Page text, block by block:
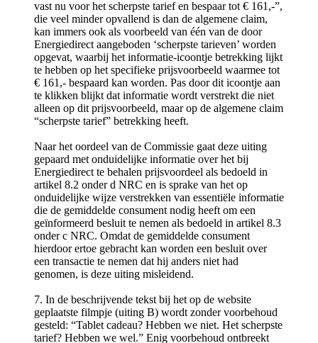
vast nu voor het scherpste tarief en bespaar tot € 161,-”,
die veel minder opvallend is dan de algemene claim,
kan immers ook als voorbeeld van één van de door
Energiedirect aangeboden ‘scherpste tarieven’ worden
opgevat, waarbij het informatie-icoontje betrekking lijkt
te hebben op het specifieke prijsvoorbeeld waarmee tot
€ 161,- bespaard kan worden. Pas door dit icoontje aan
te klikken blijkt dat informatie wordt verstrekt die niet
alleen op dit prijsvoorbeeld, maar op de algemene claim
“scherpste tarief” betrekking heeft.
Naar het oordeel van de Commissie gaat deze uiting
gepaard met onduidelijke informatie over het bij
Energiedirect te behalen prijsvoordeel als bedoeld in
artikel 8.2 onder d NRC en is sprake van het op
onduidelijke wijze verstrekken van essentiële informatie
die de gemiddelde consument nodig heeft om een
geïnformeerd besluit te nemen als bedoeld in artikel 8.3
onder c NRC. Omdat de gemiddelde consument
hierdoor ertoe gebracht kan worden een besluit over
een transactie te nemen dat hij anders niet had
genomen, is deze uiting misleidend.
7. In de beschrijvende tekst bij het op de website
geplaatste filmpje (uiting B) wordt zonder voorbehoud
gesteld: “Tablet cadeau? Hebben we niet. Het scherpste
tarief? Hebben we wel.” Enig voorbehoud ontbreekt